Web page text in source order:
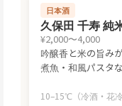
日本酒
久保田 千寿 純
¥2,000〜4,000
吟醸香と米の旨み
煮魚・和風パスタ
10–15℃（冷酒・花冷